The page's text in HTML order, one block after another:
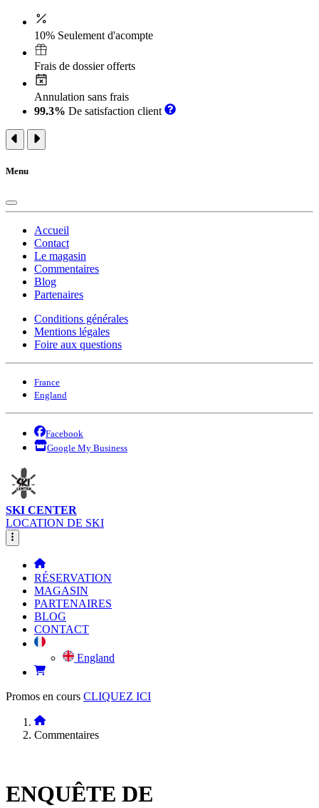
10% Seulement d'acompte
Frais de dossier offerts
Annulation sans frais
99.3% De satisfaction client
Menu
Accueil
Contact
Le magasin
Commentaires
Blog
Partenaires
Conditions générales
Mentions légales
Foire aux questions
France
England
Facebook
Google My Business
SKI CENTER
LOCATION DE SKI
RÉSERVATION
MAGASIN
PARTENAIRES
BLOG
CONTACT
England
Promos en cours CLIQUEZ ICI
Commentaires
ENQUÊTE DE